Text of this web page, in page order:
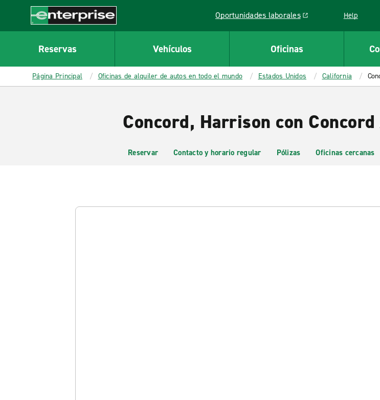
CONTENT
Enterprise
Oportunidades laborales
Link opens in a new window Help
Reservas Vehículos Oficinas
Página Principal Oficinas de alquiler de autos en todo el mundo Estados Unidos California
Concord, Harrison con
Reservar Contacto y horario regular Pólizas Oficinas cercanas